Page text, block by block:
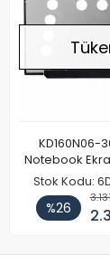
KD160N06-
Notebook
HD
Stok Kodu:
%26